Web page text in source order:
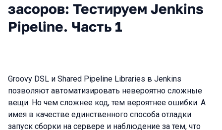
засоров: Тестируем Jenkins
Pipeline. Часть 1
Groovy DSL и Shared Pipeline Libraries в Jenkins
позволяют автоматизировать невероятно сложные
вещи. Но чем сложнее код, тем вероятнее ошибки. А
имея в качестве единственного способа отладки
запуск сборки на сервере и наблюдение за тем, что